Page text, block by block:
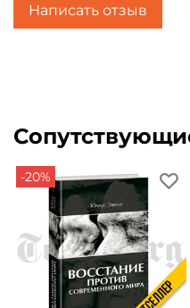
Написать отзыв
-20%